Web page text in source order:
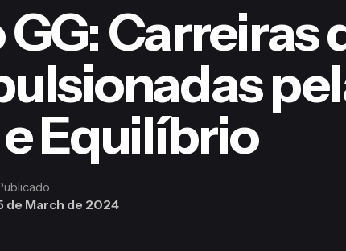
Carreiras
Equilíbrio
de March de 2024